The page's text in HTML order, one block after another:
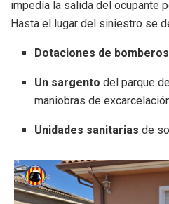
impedía la salida del ocupante
Hasta el lugar del siniestro se
Dotaciones de bomberos
Un sargento del parque
maniobras de
Unidades sanitarias de